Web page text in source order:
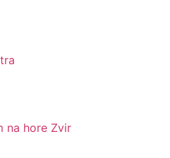
na hore Zvir